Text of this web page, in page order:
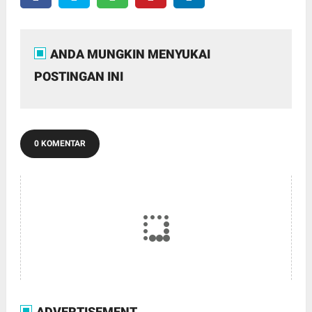
ANDA MUNGKIN MENYUKAI
POSTINGAN INI
0 KOMENTAR